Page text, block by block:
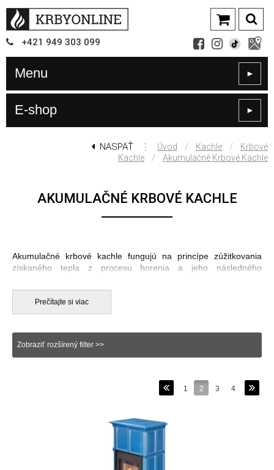
+421 949 303 099
Menu ►
E-shop ►
NASPÄŤ ⋮ Úvod / Kachle /
Krbové
Kachle
/ Akumulačné Krbové Kachle
AKUMULAČNÉ KRBOVÉ KACHLE
Akumulačné krbové kachle fungujú na princípe zúžitkovania
získaného tepla z procesu horenia a jeho následného
Akumulačné krbové kachle sa najčastejsie skladajú sa samotnej
vnútornej krbovej vložky, ktorá je obostavaná, alebo obložená
materiálom, ktorý disponuje akumulačnými vlastnosťami. Tieto
dokonca aj niekoľko hodín po vyhasnutí samotného ohňa v
spaľovacej komore krbových kachlí. Akumulačné materiály
alebo liatinu. Akumulačné krbové kachle sú vďaka svojím
vlastnostiam ideálnou voľvbou najmä pre nízkoenergetické
Prečítajte si viac
Zobraziť rozšírený filter >>
1 2 3 4